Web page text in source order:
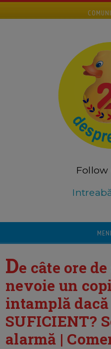
Follow
De câte ore
nevoie un
intamplă
SUFICIENT?
alarmă |